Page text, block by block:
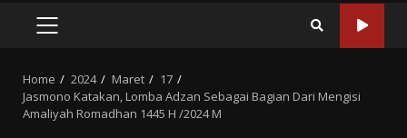
PRIMARY
Home 2024 Maret
17
Jasmono Katakan, Lomba Adzan Sebagai Bagian Dari Mengisi
Amaliyah Romadhan 1445 H /2024 M